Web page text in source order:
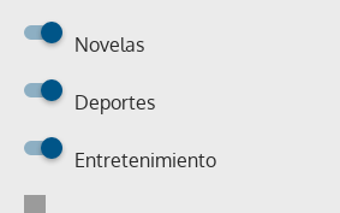
Novelas
Deportes
Entretenimiento